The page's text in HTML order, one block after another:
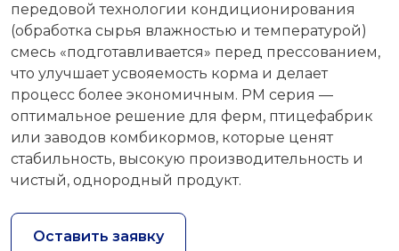
передовой технологии кондиционирования
(обработка сырья влажностью и температурой)
смесь «подготавливается» перед прессованием,
что улучшает усвояемость корма и делает
процесс более экономичным. PM серия —
оптимальное решение для ферм, птицефабрик
или заводов комбикормов, которые ценят
стабильность, высокую производительность и
чистый, однородный продукт.
Оставить заявку